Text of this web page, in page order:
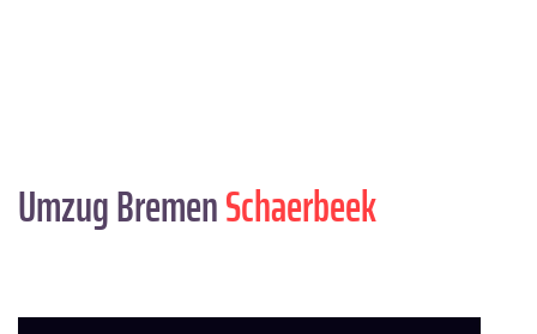
Umzug BremenSchaerbeek